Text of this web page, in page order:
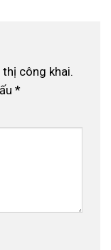
công khai.
*